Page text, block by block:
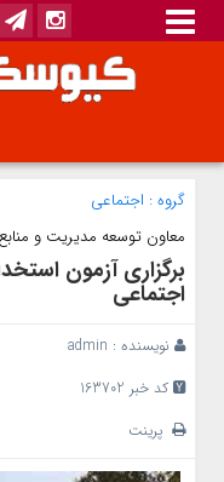
گروه : اجتماعی
معاون توسعه مدیریت و
برگزاری آزمون
اجتماعی
نویسنده : admin
کد خبر 163702
پرینت